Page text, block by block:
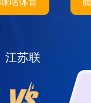
咪咕体育
江苏联